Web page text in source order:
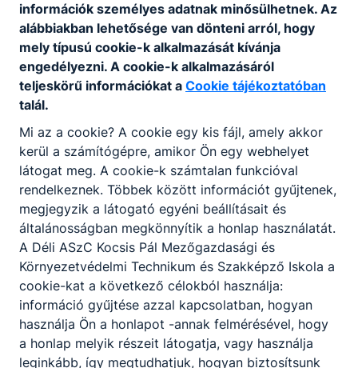
Hegedűs Zsolt: 06-20/512-25-91
felnottkepzes.kecskemet@deliaszc.hu
Partnereink
információk személyes adatnak minősülhetnek. Az
alábbiakban lehetősége van dönteni arról, hogy
mely típusú cookie-k alkalmazását kívánja
engedélyezni. A cookie-k alkalmazásáról
teljeskörű információkat a Cookie tájékoztatóban
talál.
Mi az a cookie? A cookie egy kis fájl, amely akkor
kerül a számítógépre, amikor Ön egy webhelyet
látogat meg. A cookie-k számtalan funkcióval
rendelkeznek. Többek között információt gyűjtenek,
megjegyzik a látogató egyéni beállításait és
általánosságban megkönnyítik a honlap használatát.
A Déli ASzC Kocsis Pál Mezőgazdasági és
Környezetvédelmi Technikum és Szakképző Iskola a
cookie-kat a következő célokból használja:
információ gyűjtése azzal kapcsolatban, hogyan
használja Ön a honlapot -annak felmérésével, hogy
a honlap melyik részeit látogatja, vagy használja
leginkább, így megtudhatjuk, hogyan biztosítsunk